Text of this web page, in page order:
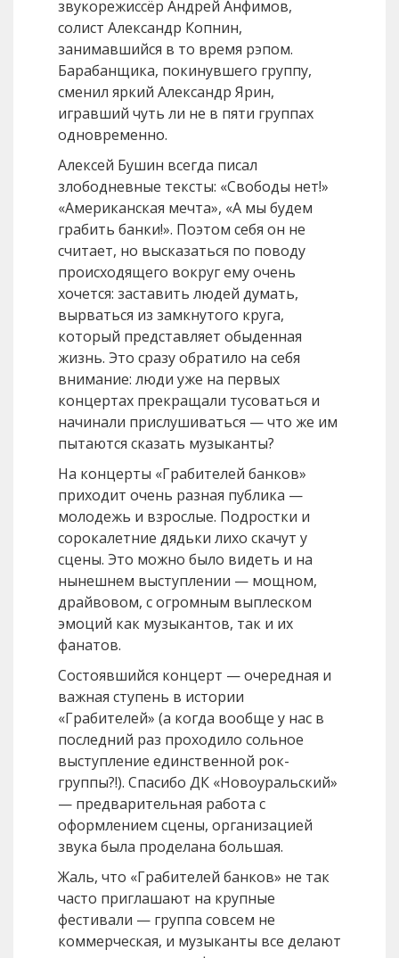
звукорежиссёр Андрей Анфимов,
солист Александр Копнин,
занимавшийся в то время рэпом.
Барабанщика, покинувшего группу,
сменил яркий Александр Ярин,
игравший чуть ли не в пяти группах
одновременно.
Алексей Бушин всегда писал
злободневные тексты: «Свободы нет!»
«Американская мечта», «А мы будем
грабить банки!». Поэтом себя он не
считает, но высказаться по поводу
происходящего вокруг ему очень
хочется: заставить людей думать,
вырваться из замкнутого круга,
который представляет обыденная
жизнь. Это сразу обратило на себя
внимание: люди уже на первых
концертах прекращали тусоваться и
начинали прислушиваться — что же им
пытаются сказать музыканты?
На концерты «Грабителей банков»
приходит очень разная публика —
молодежь и взрослые. Подростки и
сорокалетние дядьки лихо скачут у
сцены. Это можно было видеть и на
нынешнем выступлении — мощном,
драйвовом, с огромным выплеском
эмоций как музыкантов, так и их
фанатов.
Состоявшийся концерт — очередная и
важная ступень в истории
«Грабителей» (а когда вообще у нас в
последний раз проходило сольное
выступление единственной рок-
группы?!). Спасибо ДК «Новоуральский»
— предварительная работа с
оформлением сцены, организацией
звука была проделана большая.
Жаль, что «Грабителей банков» не так
часто приглашают на крупные
фестивали — группа совсем не
коммерческая, и музыканты все делают